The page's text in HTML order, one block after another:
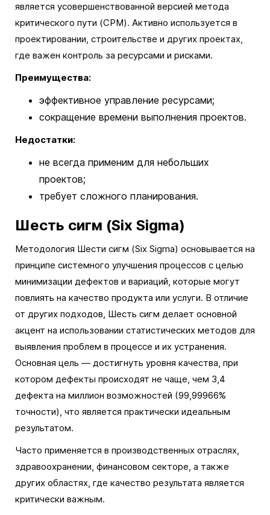
является усовершенствованной версией метода
критического пути (CPM). Активно используется в
проектировании, строительстве и других проектах,
где важен контроль за ресурсами и рисками.
Преимущества:
эффективное управление ресурсами;
сокращение времени выполнения проектов.
Недостатки:
не всегда применим для небольших
проектов;
требует сложного планирования.
Шесть сигм (Six Sigma)
Методология Шести сигм (Six Sigma) основывается на
принципе системного улучшения процессов с целью
минимизации дефектов и вариаций, которые могут
повлиять на качество продукта или услуги. В отличие
от других подходов, Шесть сигм делает основной
акцент на использовании статистических методов для
выявления проблем в процессе и их устранения.
Основная цель — достигнуть уровня качества, при
котором дефекты происходят не чаще, чем 3,4
дефекта на миллион возможностей (99,99966%
точности), что является практически идеальным
результатом.
Часто применяется в производственных отраслях,
здравоохранении, финансовом секторе, а также
других областях, где качество результата является
критически важным.